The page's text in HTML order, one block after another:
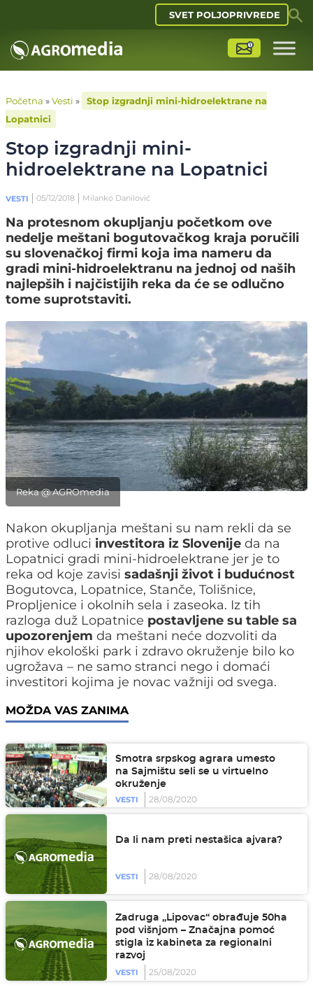
SVET POLJOPRIVREDE
Početna »Vesti »
Stop izgradnji mini-hidroelektrane na
Lopatnici
Stop izgradnji mini-
hidroelektrane na Lopatnici
VESTI 05/12/2018 Milanko Danilović
Na protesnom okupljanju početkom ove
nedelje meštani bogutovačkog kraja poručili
su slovenačkoj firmi koja ima nameru da
gradi mini-hidroelektranu na jednoj od naših
najlepših i najčistijih reka da će se odlučno
tome suprotstaviti.
Reka @ AGROmedia
Nakon okupljanja meštani su nam rekli da se
protive odluci investitora iz Slovenije da na
Lopatnici gradi mini-hidroelektrane jer je to
reka od koje zavisi sadašnji život i budućnost
Bogutovca, Lopatnice, Stanče, Tolišnice,
Propljenice i okolnih sela i zaseoka. Iz tih
razloga duž Lopatnice postavljene su table sa
upozorenjem da meštani neće dozvoliti da
njihov ekološki park i zdravo okruženje bilo ko
ugrožava – ne samo stranci nego i domaći
investitori kojima je novac važniji od svega.
MOŽDA VAS ZANIMA
Smotra srpskog agrara umesto
na Sajmištu seli se u virtuelno
okruženje
VESTI
28/08/2020
Da li nam preti nestašica ajvara?
VESTI 28/08/2020
Zadruga „Lipovac“ obrađuje 50ha
pod višnjom – Značajna pomoć
stigla iz kabineta za regionalni
razvoj
VESTI
25/08/2020